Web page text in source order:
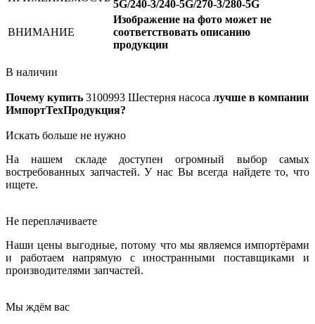
5G/240-3/240-5G/270-3/280-5G
ВНИМАНИЕ
Изображение на фото может не
соответствовать описанию
продукции
В наличии
Почему купить 3100993 Шестерня насоса лучше в компании
ИмпортТехПродукция?
Искать больше не нужно
На нашем складе доступен огромный выбор самых
востребованных запчастей. У нас Вы всегда найдете то, что
ищете.
Не переплачиваете
Наши цены выгодные, потому что мы являемся импортёрами
и работаем напрямую с иностранными поставщиками и
производителями запчастей.
Мы ждём вас